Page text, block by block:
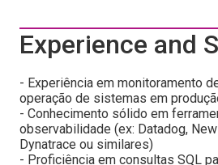
Experience and
- Experiência em monitoramento
operação de sistemas em
- Conhecimento sólido em
observabilidade (ex: Datadog, New
Dynatrace ou similares)
- Proficiência em consultas SQL